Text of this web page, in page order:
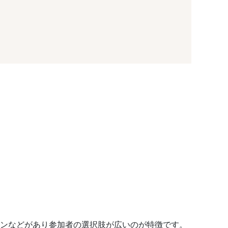
どがあり参加者の選択肢が広いのが特徴です。